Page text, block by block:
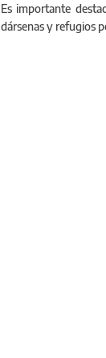
Es importante
dársenas y refugios